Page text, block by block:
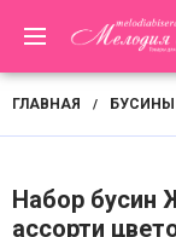
ГЛАВНАЯ /
Набор бусин
ассорти